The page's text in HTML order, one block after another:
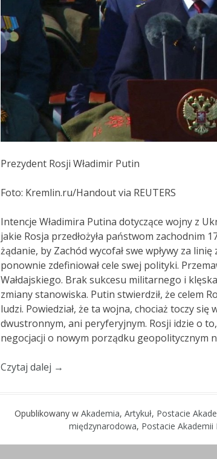
Prezydent Rosji Władimir Putin
Foto: Kremlin.ru/Handout via REUTERS
Intencje Władimira Putina dotyczące wojny z
jakie Rosja przedłożyła państwom zachodnim
żądanie, by Zachód wycofał swe wpływy za
ponownie zdefiniował cele swej polityki.
Wałdajskiego. Brak sukcesu militarnego i
zmiany stanowiska. Putin stwierdził, że celem
ludzi. Powiedział, że ta wojna, chociaż toczy
dwustronnym, ani peryferyjnym. Rosji idzie o
negocjacji o nowym porządku geopolitycznym
Czytaj dalej →
Opublikowany w Akademia, Artykuł, Postacie
międzynarodowa, Postacie Akademii